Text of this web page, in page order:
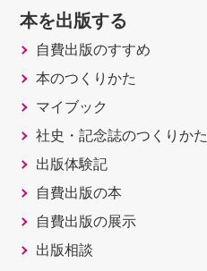
本を出版する
自費出版のすすめ
本のつくりかた
マイブック
社史・記念誌のつくりかた
出版体験記
自費出版の本
自費出版の展示
出版相談